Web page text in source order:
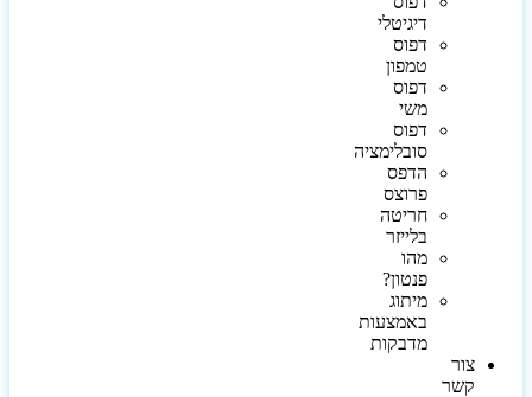
דיגיטלי
דפוס
טמפון
דפוס
משי
דפוס
סובלימציה
הדפס
פרוצס
חריטה
בלייזר
מהו
פנטון?
מיתוג
באמצעות
מדבקות
צור
קשר